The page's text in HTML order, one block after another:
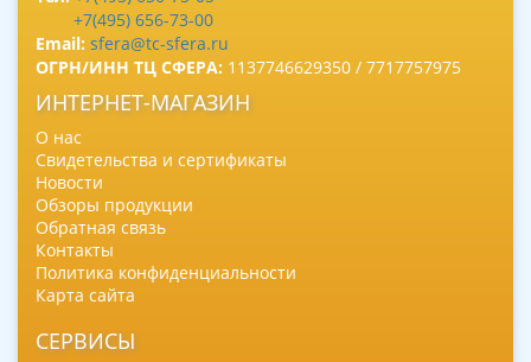
+7(495) 656-73-00
Email: sfera@tc-sfera.ru
ОГРН/ИНН ТЦ СФЕРА: 1137746629350 / 7717757975
ИНТЕРНЕТ-МАГАЗИН
О нас
Свидетельства и сертификаты
Новости
Обзоры продукции
Обратная связь
Контакты
Политика конфиденциальности
Карта сайта
СЕРВИСЫ